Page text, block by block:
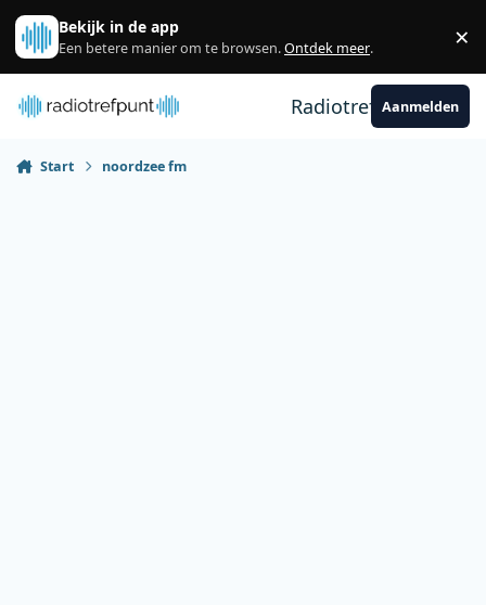
Spring naar bijdragen
Bekijk in de app
Een betere manier om te browsen.Ontdek meer. ×
RadiotrefpuntAanmelden
Start noordzee fm